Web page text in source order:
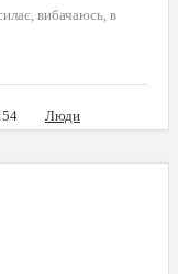
вибачаюсь, в
Люди